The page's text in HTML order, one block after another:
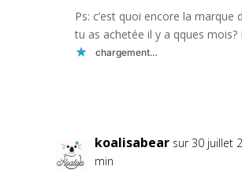
Ps: c’est quoi encore la marque
tu as achetée il y a qques mois?
chargement…
koalisabear sur 30 juillet
min